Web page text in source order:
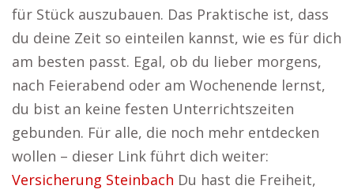
für Stück auszubauen. Das Praktische ist, dass
du deine Zeit so einteilen kannst, wie es für dich
am besten passt. Egal, ob du lieber morgens,
nach Feierabend oder am Wochenende lernst,
du bist an keine festen Unterrichtszeiten
gebunden. Für alle, die noch mehr entdecken
wollen – dieser Link führt dich weiter:
Versicherung Steinbach Du hast die Freiheit,